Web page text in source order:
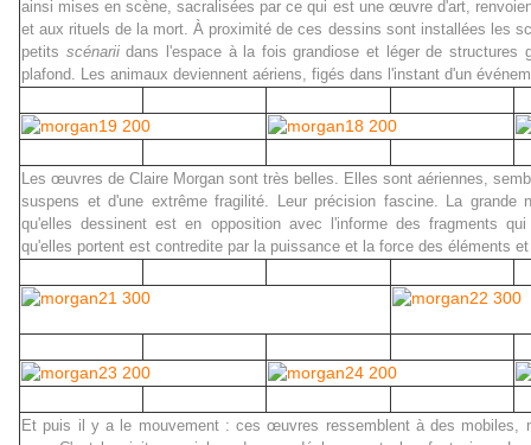
ainsi mises en scène, sacralisées par ce qui est une œuvre d'art,
et aux rituels de la mort. À proximité de ces dessins sont installées les
petits scénariidans l'espace à la fois grandiose et léger de structures
plafond. Les animaux deviennent aériens, figés dans l'instant d'un
Les œuvres de Claire Morgan sont très belles. Elles sont aériennes,
suspens et d'une extrême fragilité. Leur précision fascine. La grande
qu'elles dessinent est en opposition avec l'informe des fragments
qu'elles portent est contredite par la puissance et la force des éléments
Et puis il y a le mouvement : ces œuvres ressemblent à des mobiles,